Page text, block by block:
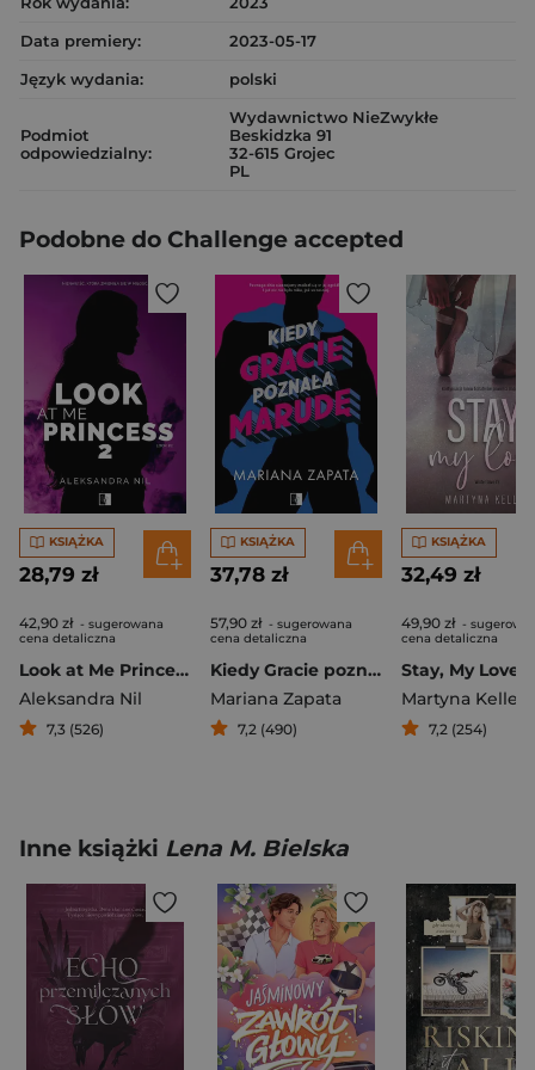
Data premiery:
2023-05-17
Język wydania:
polski
Podmiot
odpowiedzialny:
Wydawnictwo NieZwykłe
Beskidzka 91
32-615 Grojec
PL
Podobne do Challenge accepted
KSIĄŻKA
28,79 zł
42,90 zł - sugerowana
cena detaliczna
Look at Me Princess 2
Aleksandra Nil
7,3 (526)
KSIĄŻKA
37,78 zł
57,90 zł - sugerowana
cena detaliczna
Kiedy Gracie poznała marudę
Mariana Zapata
7,2 (490)
KSIĄŻKA
32,49 zł
49,90 zł -
cena detaliczna
Stay, My Love
Martyna Keller
7,2 (254)
Inne książki Lena M. Bielska